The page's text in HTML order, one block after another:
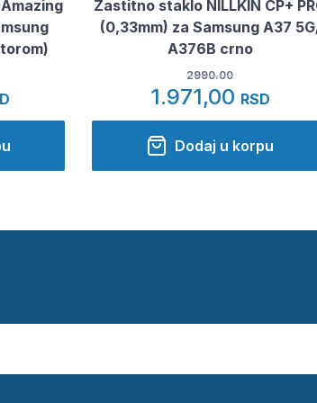
Zastitno staklo NILLKIN CP+
(0,33mm) za Samsung A37
A376B crno
2990.00
1.971,00 RSD
Dodaj u korpu